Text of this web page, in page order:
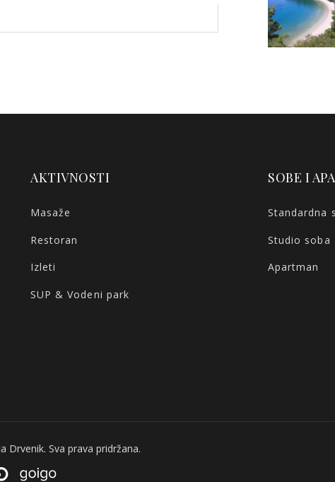
AKTIVNOSTI
Masaže
Restoran
Izleti
SUP & Vodeni park
SOBE I
Standardna
Studio soba
Apartman
Drvenik. Sva prava pridržana.